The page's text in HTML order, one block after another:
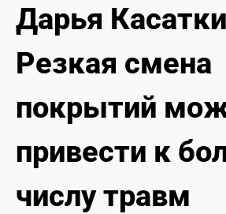
ГЛАВНАЯ
ФТУ
НОВОСТИ
ДОКУМЕНТЫ
ПЕРСОНАЛИИ
Дарья
Резкая смена
покрытий
привести к
числу травм